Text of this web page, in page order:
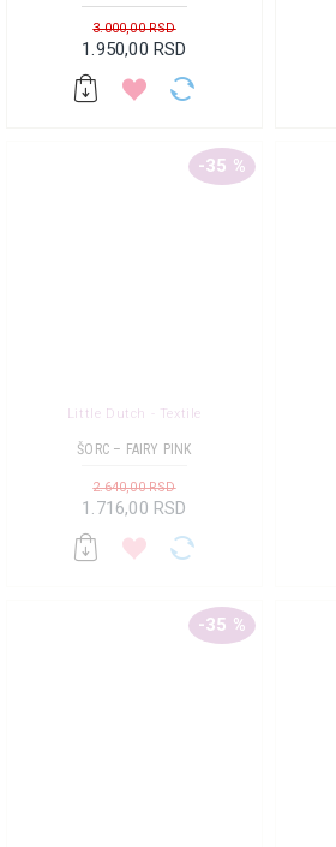
1.950,00 RSD
3.000,00 RSD
-35 %
Little Dutch - Textile
ŠORC – FAIRY PINK
1.716,00 RSD
2.640,00 RSD
-35 %